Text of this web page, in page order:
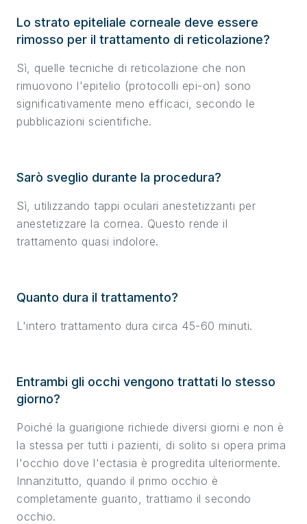
Lo strato epiteliale corneale deve essere
rimosso per il trattamento di reticolazione?
Sì, quelle tecniche di reticolazione che non
rimuovono l'epitelio (protocolli epi-on) sono
significativamente meno efficaci, secondo le
pubblicazioni scientifiche.
Sarò sveglio durante la procedura?
Sì, utilizzando tappi oculari anestetizzanti per
anestetizzare la cornea. Questo rende il
trattamento quasi indolore.
Quanto dura il trattamento?
L'intero trattamento dura circa 45-60 minuti.
Entrambi gli occhi vengono trattati lo stesso
giorno?
Poiché la guarigione richiede diversi giorni e non è
la stessa per tutti i pazienti, di solito si opera prima
l'occhio dove l'ectasia è progredita ulteriormente.
Innanzitutto, quando il primo occhio è
completamente guarito, trattiamo il secondo
occhio.